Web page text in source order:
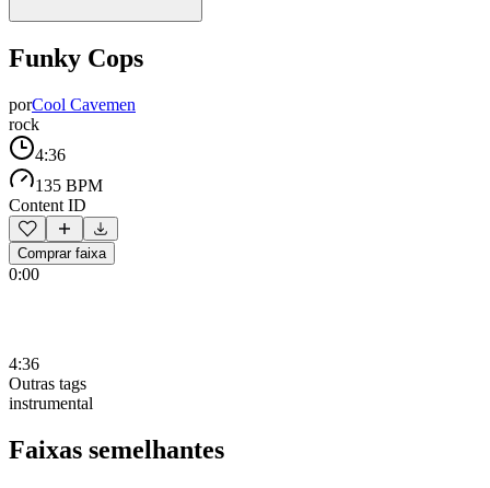
Funky Cops
porCool Cavemen
rock
4:36
135 BPM
Content ID
Comprar faixa
0:00
4:36
Outras tags
instrumental
Faixas semelhantes